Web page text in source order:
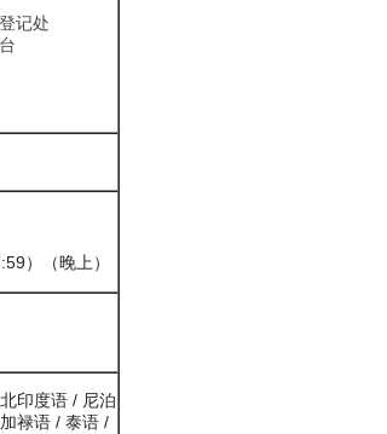
记处
）（晚上）
印度语 / 尼泊
禄语 / 泰语 /